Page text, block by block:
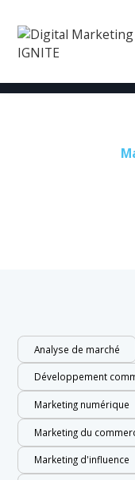
Analyse de marché
Développement
Marketing numérique
Marketing du
Marketing d'influence